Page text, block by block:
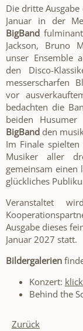
Die dritte Ausgabe
Januar in der
BigBand
Jackson, Bruno
unser Ensemble
den Disco-
messerscharfen
vor
bedachten die
beiden Husumer
BigBand den
Im Finale
Musiker aller
gemeinsam einen
glückliches
Veranstaltet
Ausgabe dieses
Januar 2027 statt.
Bildergalerien
Konzert: klick
Behind the
Zurück